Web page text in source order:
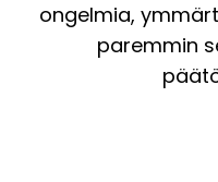
ongelmia,
paremmin